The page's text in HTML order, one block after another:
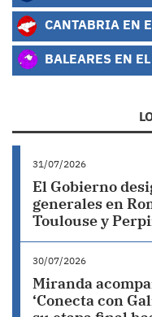
CANTABRIA EN
BALEARES EN
31/07/2026
El Gobierno
generales en
Toulouse y
30/07/2026
Miranda
‘Conecta con